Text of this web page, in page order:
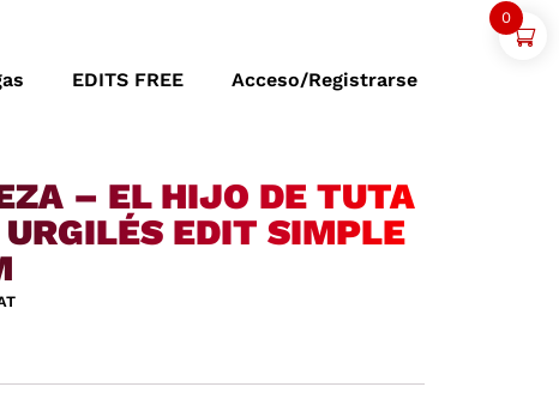
EDITS FREE Acceso/Registrarse
– EL HIJO DE TUTA
EDIT SIMPLE
0